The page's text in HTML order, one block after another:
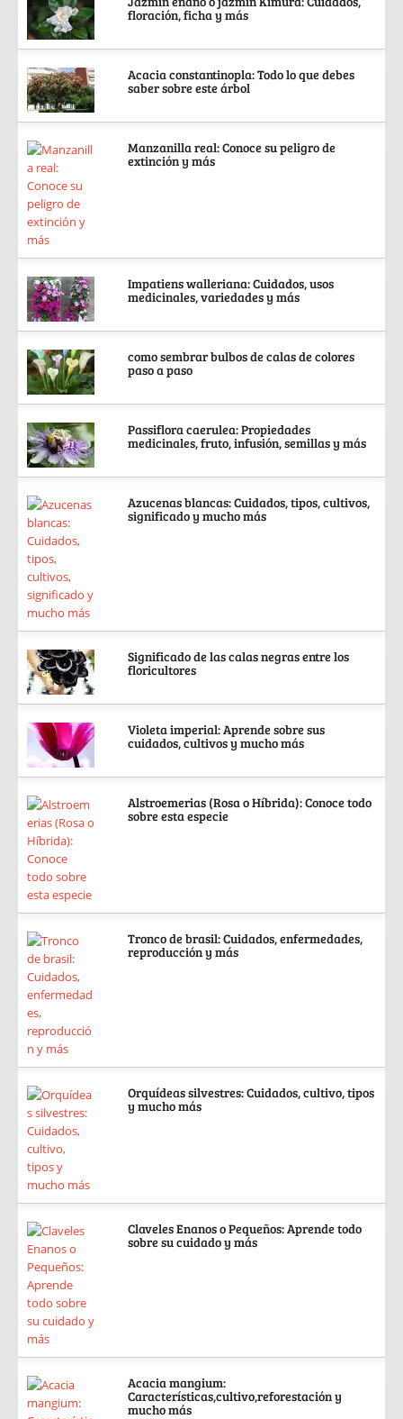
floración, ficha y más
Acacia constantinopla: Todo lo que debes
saber sobre este árbol
Manzanilla real: Conoce su peligro de
extinción y más
Impatiens walleriana: Cuidados, usos
medicinales, variedades y más
como sembrar bulbos de calas de colores
paso a paso
Passiflora caerulea: Propiedades
medicinales, fruto, infusión, semillas y más
Azucenas blancas: Cuidados, tipos, cultivos,
significado y mucho más
Significado de las calas negras entre los
floricultores
Violeta imperial: Aprende sobre sus
cuidados, cultivos y mucho más
Alstroemerias (Rosa o Híbrida): Conoce todo
sobre esta especie
Tronco de brasil: Cuidados, enfermedades,
reproducción y más
Orquídeas silvestres: Cuidados, cultivo, tipos
y mucho más
Claveles Enanos o Pequeños: Aprende todo
sobre su cuidado y más
Acacia mangium:
Características,cultivo,reforestación y
mucho más